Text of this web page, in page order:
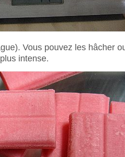
Vous pouvez les hâcher
intense.